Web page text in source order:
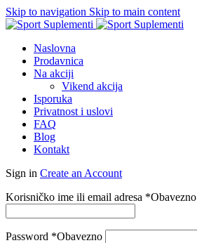
Skip to navigation Skip to main content
Naslovna
Prodavnica
Na akciji
Vikend akcija
Isporuka
Privatnost i uslovi
FAQ
Blog
Kontakt
Sign in Create an Account
Korisničko ime ili email adresa *Obavezno
Password *Obavezno